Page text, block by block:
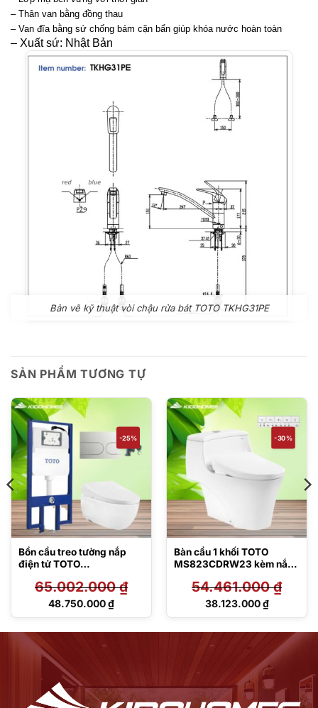
– Thân van bằng đồng thau
– Van đĩa bằng sứ chống bám cặn bẩn giúp khóa nước hoàn toàn
– Xuất sứ: Nhật Bản
Bản vẽ kỹ thuật vòi chậu rửa bát TOTO TKHG31PE
SẢN PHẨM TƯƠNG TỰ
-25%
Bồn cầu treo tường nắp
điện tử TOTO
A/WH172AT/TCA546/MB1
75M#SS
65.002.000₫
Giá
48.750.000₫
Giá
-30%
Bàn cầu 1 khối TOTO
MS823CDRW23 kèm nắp
54.461.000₫
Giá
54.461.000 ₫.
38.123.000₫
Giá
38.123.000 ₫.